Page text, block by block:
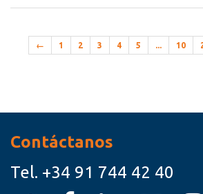
← 1 2 3 4 5 ... 10
Contáctanos
Tel. +34 91 744 42 40